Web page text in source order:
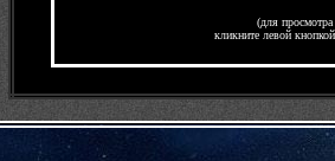
(для
кликните левой